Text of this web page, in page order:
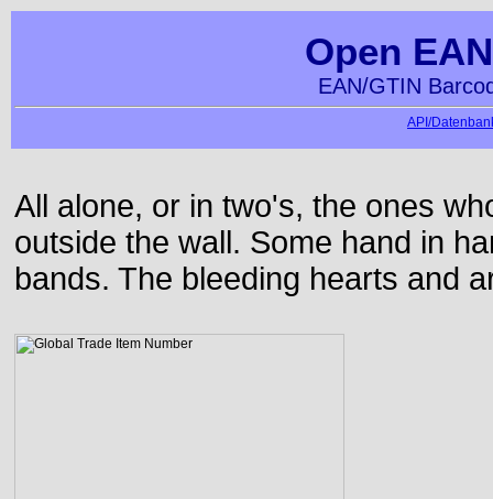
Open
EAN/GTIN
API/
All alone, or in two's, the ones
outside the wall. Some hand in
bands. The bleeding hearts and